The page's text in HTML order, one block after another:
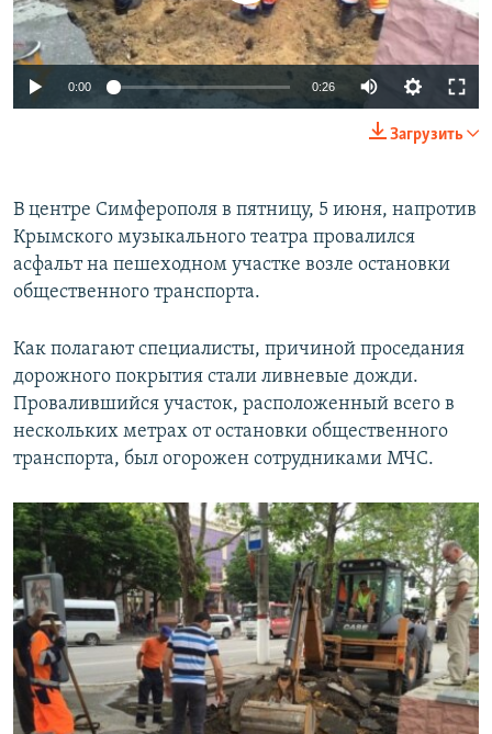
ПОБЕДИТЕЛЕЙ НЕ СУДЯТ?
КРЫМ.НЕПОКОРЕННЫЙ
ПРИСОЕДИНЯЙТЕСЬ!
0:00 0:26
Загрузить
В центре Симферополя в пятницу, 5 июня, напротив
Крымского музыкального театра провалился
асфальт на пешеходном участке возле остановки
общественного транспорта.
Как полагают специалисты, причиной проседания
дорожного покрытия стали ливневые дожди.
Провалившийся участок, расположенный всего в
нескольких метрах от остановки общественного
транспорта, был огорожен сотрудниками МЧС.